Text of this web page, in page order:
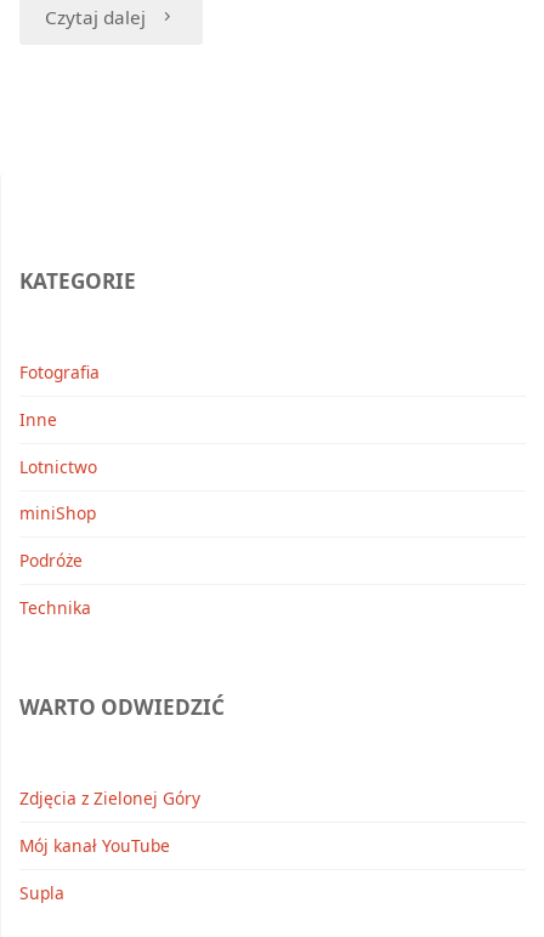
Czytaj dalej "SUPLA
KATEGORIE
Fotografia
Inne
Lotnictwo
miniShop
Podróże
Technika
WARTO ODWIEDZIĆ
Zdjęcia z Zielonej Góry
Mój kanał YouTube
Supla